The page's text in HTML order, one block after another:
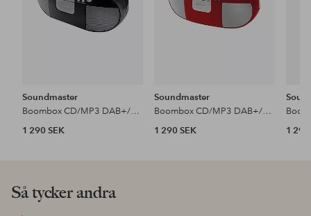
Soundmaster
Boombox CD/MP3 DAB+/FM-radio USB SCD7800SW
1 290 SEK
Soundmaster
Boombox CD/MP3 DAB+/FM-radio Kassett USB SCD7800RO
1 290 SEK
1 290
Så tycker andra